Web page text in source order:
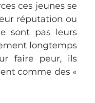
ces jeunes se
réputation ou
sont pas leurs
longtemps
faire peur, ils
comme des «